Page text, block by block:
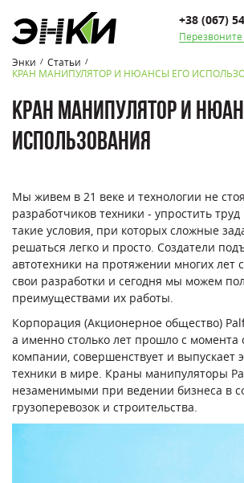
+38 (067)
Энки / Статьи /
КРАН МАНИПУЛЯТОР И НЮАНСЫ ЕГО
КРАН МАНИПУЛЯТОР И
ИСПОЛЬЗОВАНИЯ
Мы живем в 21 веке и технологии не
разработчиков техники - упростить труд
такие условия, при которых сложные
решаться легко и просто. Создатели
автотехники на протяжении многих лет
свои разработки и сегодня мы можем
преимуществами их работы.
Корпорация (Акционерное общество)
а именно столько лет прошло с момента
компании, совершенствует и выпускает
техники в мире. Краны манипуляторы
незаменимыми при ведении бизнеса в
грузоперевозок и строительства.